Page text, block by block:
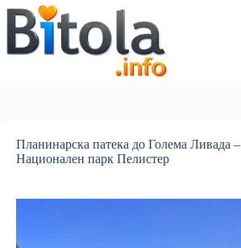
Планинарска патека до Голема Ливада –
Национален парк Пелистер